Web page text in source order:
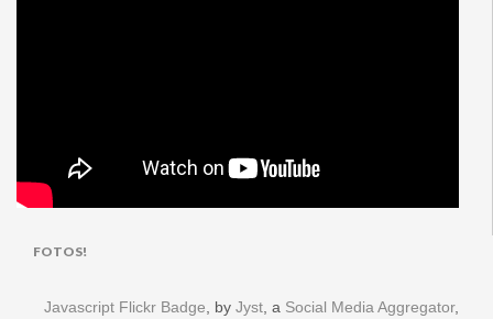
FOTOS!
Javascript Flickr Badge , by Jyst , a Social Media Aggregator,